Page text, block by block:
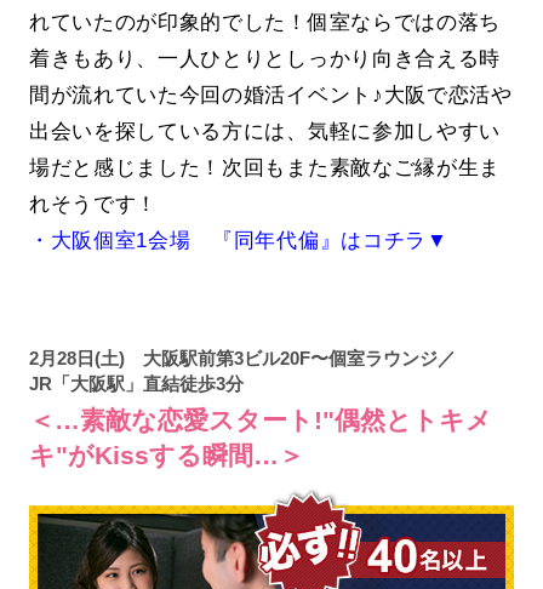
れていたのが印象的でした！個室ならではの落ち
着きもあり、一人ひとりとしっかり向き合える時
間が流れていた今回の婚活イベント♪大阪で恋活や
出会いを探している方には、気軽に参加しやすい
場だと感じました！次回もまた素敵なご縁が生ま
れそうです！
・大阪個室1会場 『同年代偏』はコチラ▼
2月28日(土) 大阪駅前第3ビル20F〜個室ラウンジ／
JR「大阪駅」直結徒歩3分
＜…素敵な恋愛スタート!"偶然とトキメ
キ"がKissする瞬間…＞